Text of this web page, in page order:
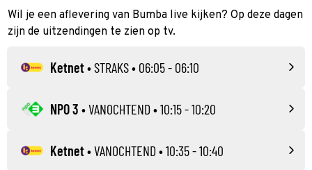
Wil je een aflevering van Bumba live kijken? Op deze dagen
zijn de uitzendingen te zien op tv.
Ketnet•STRAKS• 06:05 - 06:10
NPO 3 •VANOCHTEND • 10:15 - 10:20
Ketnet•VANOCHTEND • 10:35 - 10:40